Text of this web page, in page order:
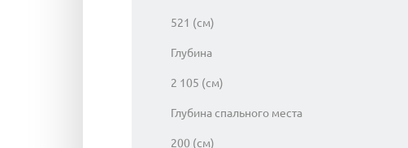
521 (см)
Глубина
2 105 (см)
Глубина спального места
200 (см)